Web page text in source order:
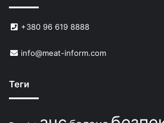
й
У
р
ї
+380 96 619 8888
info@meat-inform.com
Теги